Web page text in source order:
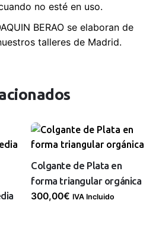
no esté en uso.
BERAO se elaboran de
talleres de Madrid.
Colgante de Plata en
forma triangular orgánica
300,00€ IVA Incluido